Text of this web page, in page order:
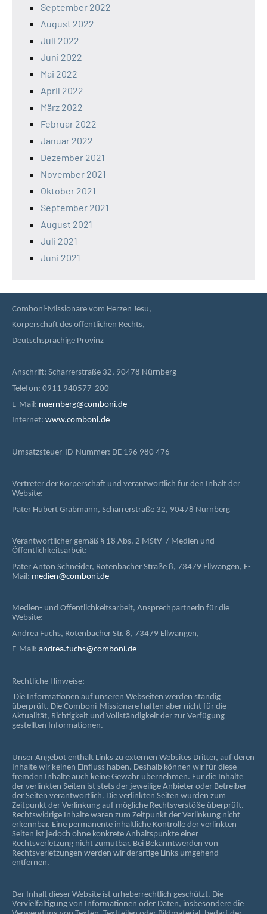
September 2022
August 2022
Juli 2022
Juni 2022
Mai 2022
April 2022
März 2022
Februar 2022
Januar 2022
Dezember 2021
November 2021
Oktober 2021
September 2021
August 2021
Juli 2021
Juni 2021
Comboni-Missionare vom Herzen Jesu,
Körperschaft des öffentlichen Rechts,
Deutschsprachige Provinz
Anschrift: Scharrerstraße 32, 90478 Nürnberg
Telefon: 0911 940577-200
E-Mail: nuernberg@comboni.de
Internet: www.comboni.de
Umsatzsteuer-ID-Nummer: DE 196 980 476
Vertreter der Körperschaft und verantwortlich für den Inhalt der
Website:
Pater Hubert Grabmann, Scharrerstraße 32, 90478 Nürnberg
Verantwortlicher gemäß § 18 Abs. 2 MStV / Medien und
Öffentlichkeitsarbeit:
Pater Anton Schneider, Rotenbacher Straße 8, 73479 Ellwangen, E-
Mail: medien@comboni.de
Medien- und Öffentlichkeitsarbeit, Ansprechpartnerin für die
Website:
Andrea Fuchs, Rotenbacher Str. 8, 73479 Ellwangen,
E-Mail: andrea.fuchs@comboni.de
Rechtliche Hinweise:
Die Informationen auf unseren Webseiten werden ständig
überprüft. Die Comboni-Missionare haften aber nicht für die
Aktualität, Richtigkeit und Vollständigkeit der zur Verfügung
gestellten Informationen.
Unser Angebot enthält Links zu externen Websites Dritter, auf deren
Inhalte wir keinen Einfluss haben. Deshalb können wir für diese
fremden Inhalte auch keine Gewähr übernehmen. Für die Inhalte
der verlinkten Seiten ist stets der jeweilige Anbieter oder Betreiber
der Seiten verantwortlich. Die verlinkten Seiten wurden zum
Zeitpunkt der Verlinkung auf mögliche Rechtsverstöße überprüft.
Rechtswidrige Inhalte waren zum Zeitpunkt der Verlinkung nicht
erkennbar. Eine permanente inhaltliche Kontrolle der verlinkten
Seiten ist jedoch ohne konkrete Anhaltspunkte einer
Rechtsverletzung nicht zumutbar. Bei Bekanntwerden von
Rechtsverletzungen werden wir derartige Links umgehend
entfernen.
Der Inhalt dieser Website ist urheberrechtlich geschützt. Die
Vervielfältigung von Informationen oder Daten, insbesondere die